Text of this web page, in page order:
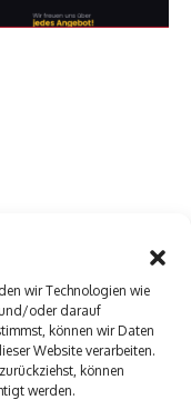
wir Technologien wie
und/oder darauf
können wir Daten
Website verarbeiten.
können
werden.